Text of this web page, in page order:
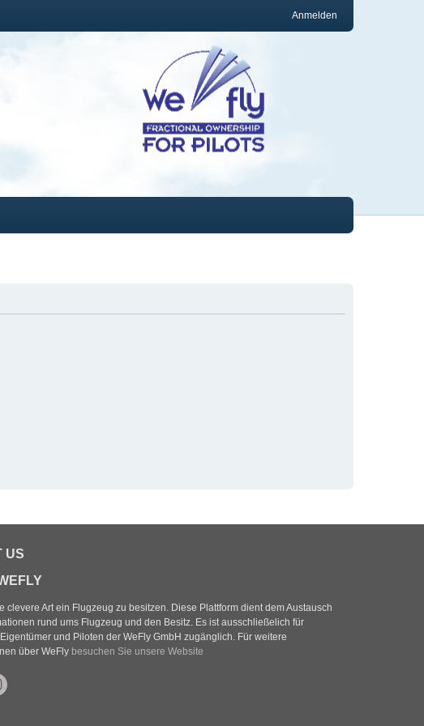
Anmelden
US
clevere Art ein Flugzeug zu besitzen. Diese Plattform dient dem Austausch
rund ums Flugzeug und den Besitz. Es ist ausschließelich für
und Piloten der WeFly GmbH zugänglich. Für weitere
über WeFly besuchen Sie unsere Website